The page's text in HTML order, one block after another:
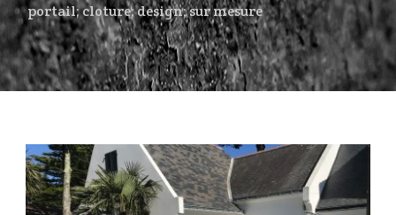
portail; cloture; design; sur mesure